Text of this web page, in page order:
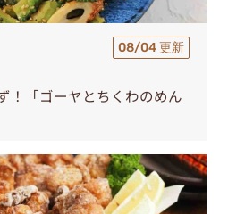
08/04 更新
！「ゴーヤとちくわのめん